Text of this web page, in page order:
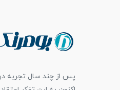
پس از چند سال تجربه